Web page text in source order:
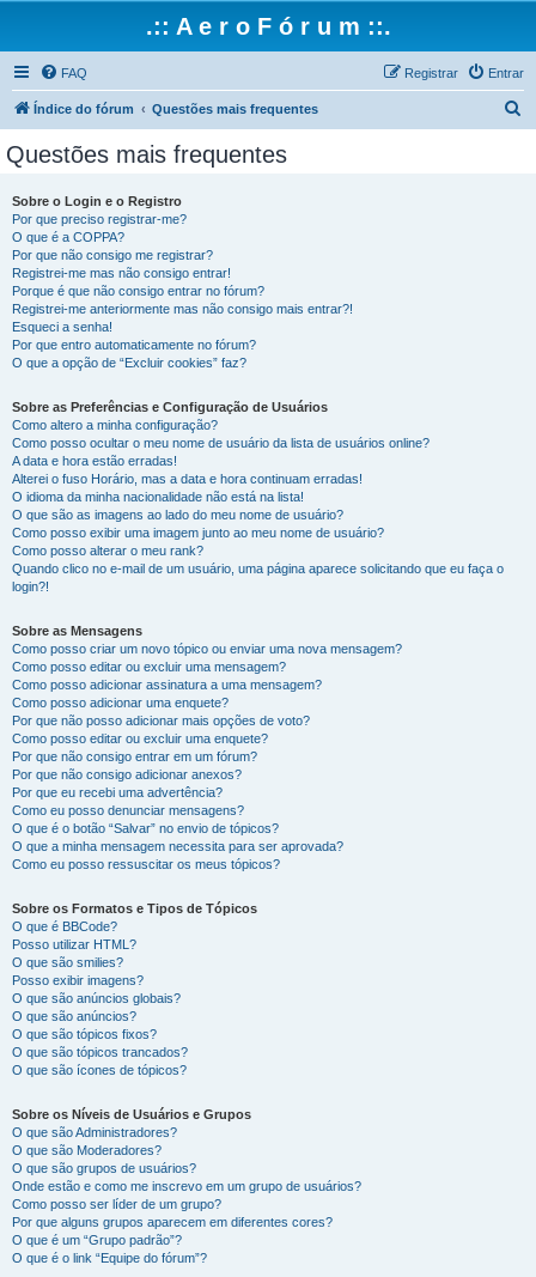
.:: A e r o F ó r u m ::.
FAQ Entrar
Registrar
Índice do fórum Questões mais frequentes
Questões mais frequentes
Sobre o Login e o Registro
Por que preciso registrar-me?
O que é a COPPA?
Por que não consigo me registrar?
Registrei-me mas não consigo entrar!
Porque é que não consigo entrar no fórum?
Registrei-me anteriormente mas não consigo mais entrar?!
Esqueci a senha!
Por que entro automaticamente no fórum?
O que a opção de “Excluir cookies” faz?
Sobre as Preferências e Configuração de Usuários
Como altero a minha configuração?
Como posso ocultar o meu nome de usuário da lista de usuários online?
A data e hora estão erradas!
Alterei o fuso Horário, mas a data e hora continuam erradas!
O idioma da minha nacionalidade não está na lista!
O que são as imagens ao lado do meu nome de usuário?
Como posso exibir uma imagem junto ao meu nome de usuário?
Como posso alterar o meu rank?
Quando clico no e-mail de um usuário, uma página aparece solicitando que eu faça o
login?!
Sobre as Mensagens
Como posso criar um novo tópico ou enviar uma nova mensagem?
Como posso editar ou excluir uma mensagem?
Como posso adicionar assinatura a uma mensagem?
Como posso adicionar uma enquete?
Por que não posso adicionar mais opções de voto?
Como posso editar ou excluir uma enquete?
Por que não consigo entrar em um fórum?
Por que não consigo adicionar anexos?
Por que eu recebi uma advertência?
Como eu posso denunciar mensagens?
O que é o botão “Salvar” no envio de tópicos?
O que a minha mensagem necessita para ser aprovada?
Como eu posso ressuscitar os meus tópicos?
Sobre os Formatos e Tipos de Tópicos
O que é BBCode?
Posso utilizar HTML?
O que são smilies?
Posso exibir imagens?
O que são anúncios globais?
O que são anúncios?
O que são tópicos fixos?
O que são tópicos trancados?
O que são ícones de tópicos?
Sobre os Níveis de Usuários e Grupos
O que são Administradores?
O que são Moderadores?
O que são grupos de usuários?
Onde estão e como me inscrevo em um grupo de usuários?
Como posso ser líder de um grupo?
Por que alguns grupos aparecem em diferentes cores?
O que é um “Grupo padrão”?
O que é o link “Equipe do fórum”?